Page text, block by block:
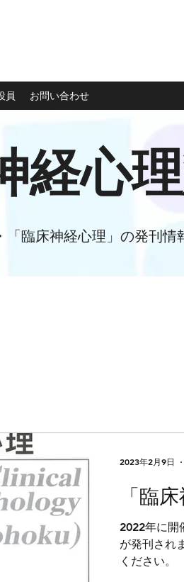
員 お問い合わせ
経心
「臨床神経心理」の発刊情
「臨
2022年に開
が発刊され
ください。
2023年2月9日